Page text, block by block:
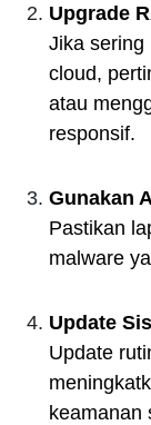
Upgrade
Jika sering
cloud,
atau
responsif.
Gunakan
Pastikan
malware
Update
Update
keamanan